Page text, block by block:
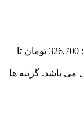
محدوده قیمت: 326,700 تومان تا
می باشد. گزینه ها